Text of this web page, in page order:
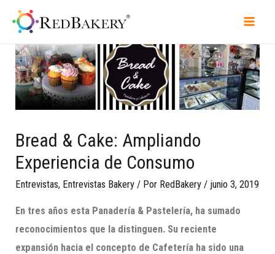
Bread & Cake: Ampliando
Experiencia de Consumo
Entrevistas, Entrevistas Bakery / Por RedBakery / junio 3, 2019
En tres años esta Panadería & Pastelería, ha sumado
reconocimientos que la distinguen. Su reciente
expansión hacia el concepto de Cafetería ha sido una